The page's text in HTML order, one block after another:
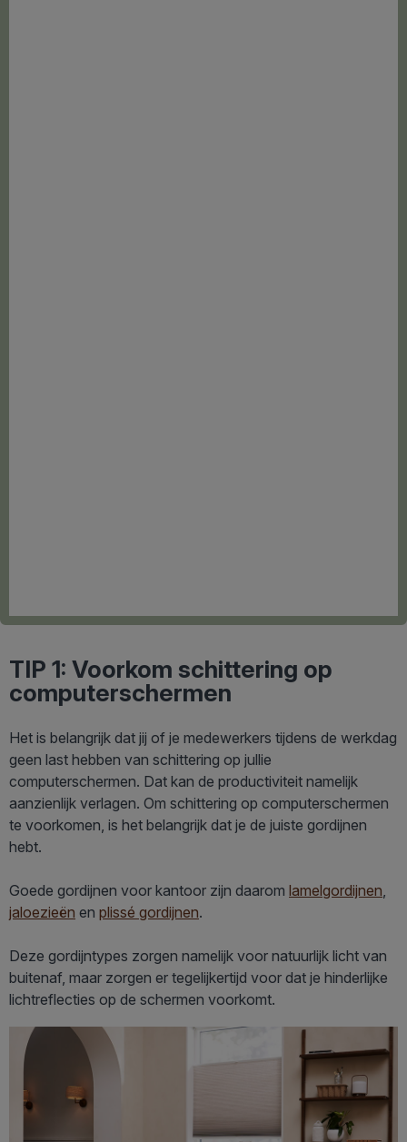
TIP 1: Voorkom schittering op
computerschermen
Het is belangrijk dat jij of je medewerkers tijdens de werkdag
geen last hebben van schittering op jullie
computerschermen. Dat kan de productiviteit namelijk
aanzienlijk verlagen. Om schittering op computerschermen
te voorkomen, is het belangrijk dat je de juiste gordijnen
hebt.
Goede gordijnen voor kantoor zijn daarom lamelgordijnen
jaloezieën en plissé gordijnen.
Deze gordijntypes zorgen namelijk voor natuurlijk licht van
buitenaf, maar zorgen er tegelijkertijd voor dat je hinderlijke
lichtreflecties op de schermen voorkomt.